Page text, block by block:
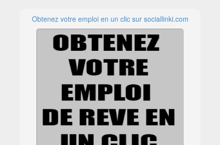
Obtenez votre emploi en un clic sur sociallinki.com